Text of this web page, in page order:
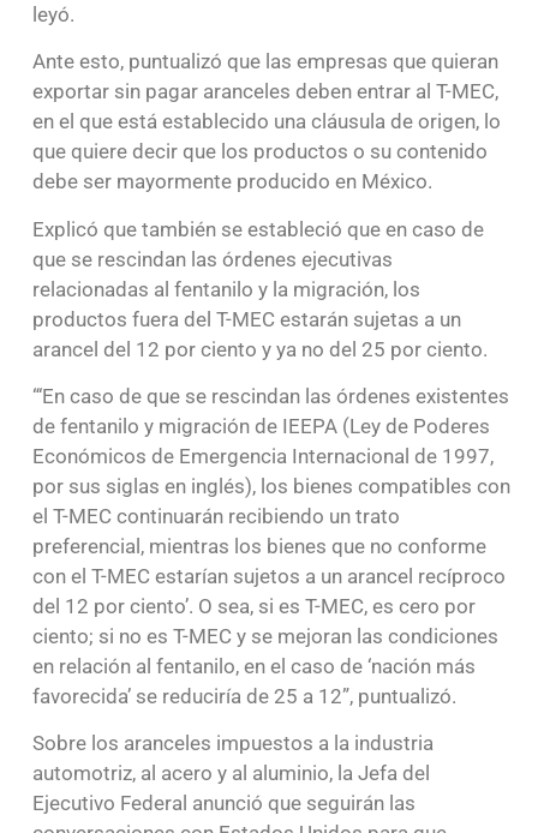
leyó.
Ante esto, puntualizó que las empresas que quieran
exportar sin pagar aranceles deben entrar al T-MEC,
en el que está establecido una cláusula de origen, lo
que quiere decir que los productos o su contenido
debe ser mayormente producido en México.
Explicó que también se estableció que en caso de
que se rescindan las órdenes ejecutivas
relacionadas al fentanilo y la migración, los
productos fuera del T-MEC estarán sujetas a un
arancel del 12 por ciento y ya no del 25 por ciento.
“‘En caso de que se rescindan las órdenes existentes
de fentanilo y migración de IEEPA (Ley de Poderes
Económicos de Emergencia Internacional de 1997,
por sus siglas en inglés), los bienes compatibles con
el T-MEC continuarán recibiendo un trato
preferencial, mientras los bienes que no conforme
con el T-MEC estarían sujetos a un arancel recíproco
del 12 por ciento’. O sea, si es T-MEC, es cero por
ciento; si no es T-MEC y se mejoran las condiciones
en relación al fentanilo, en el caso de ‘nación más
favorecida’ se reduciría de 25 a 12”, puntualizó.
Sobre los aranceles impuestos a la industria
automotriz, al acero y al aluminio, la Jefa del
Ejecutivo Federal anunció que seguirán las